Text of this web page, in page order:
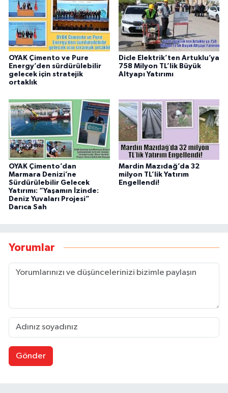
OYAK Çimento ve Pure
Energy’den sürdürülebilir
gelecek için stratejik
ortaklık
Dicle Elektrik’ten Artuklu’ya
758 Milyon TL’lik Büyük
Altyapı Yatırımı
OYAK Çimento’dan
Marmara Denizi’ne
Sürdürülebilir Gelecek
Yatırımı: “Yaşamın İzinde:
Deniz Yuvaları Projesi”
Darıca Sah
Mardin Mazıdağ’da 32
milyon TL’lik Yatırım
Engellendi!
Yorumlar
Gönder